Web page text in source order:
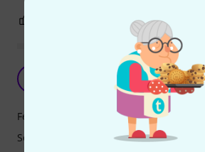
BEWERTUNG MELDEN
Schrrrsch 19.12.2025
Features
Sound